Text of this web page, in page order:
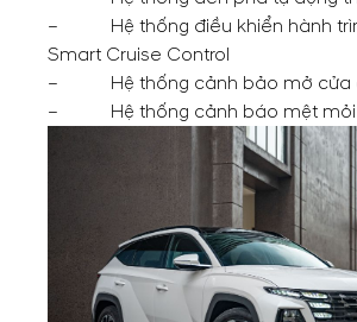
– Hệ thống điều khiển hành
Smart Cruise Control
– Hệ thống cảnh bảo mở cửa
– Hệ thống cảnh báo mệt mỏi